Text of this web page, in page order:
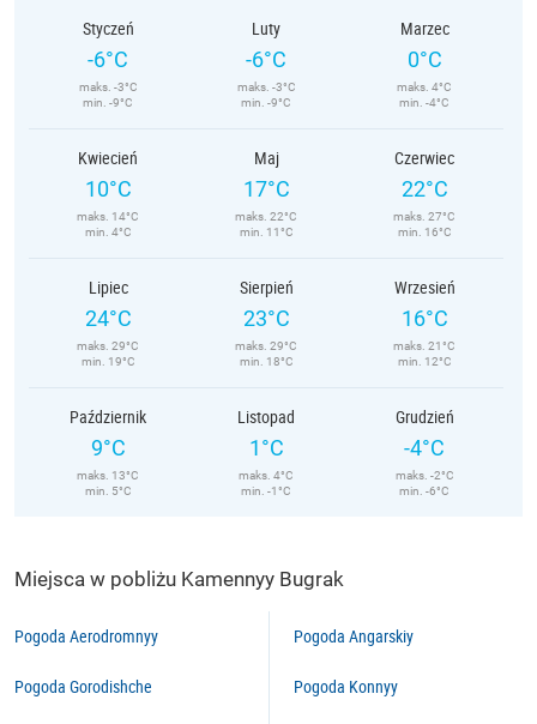
Styczeń
-6°C
maks. -3°C
min. -9°C
Luty
-6°C
maks. -3°C
min. -9°C
Marzec
0°C
maks. 4°C
min. -4°C
Kwiecień
10°C
maks. 14°C
min. 4°C
Maj
17°C
maks. 22°C
min. 11°C
Czerwiec
22°C
maks. 27°C
min. 16°C
Lipiec
24°C
maks. 29°C
min. 19°C
Sierpień
23°C
maks. 29°C
min. 18°C
Wrzesień
16°C
maks. 21°C
min. 12°C
Październik
9°C
maks. 13°C
min. 5°C
Listopad
1°C
maks. 4°C
min. -1°C
Grudzień
-4°C
maks. -2°C
min. -6°C
Miejsca w pobliżu Kamennyy Bugrak
Pogoda Aerodromnyy
Pogoda Gorodishche
Pogoda Angarskiy
Pogoda Konnyy